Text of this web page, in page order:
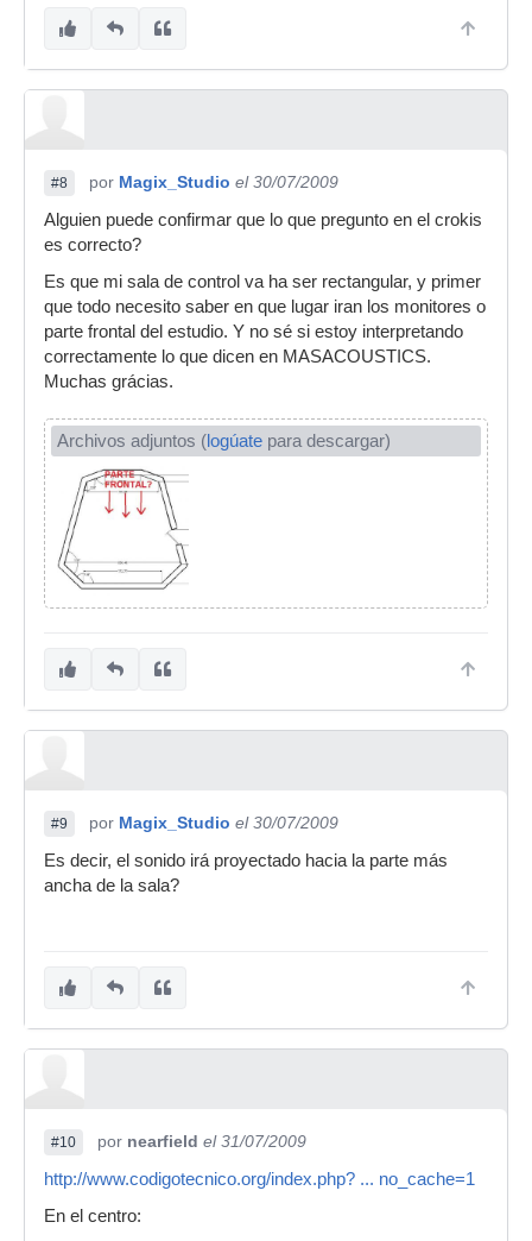
#8 por Magix_Studio el 30/07/2009
Alguien puede confirmar que lo que pregunto en el crokis
es correcto?
Es que mi sala de control va ha ser rectangular, y primer
que todo necesito saber en que lugar iran los monitores o
parte frontal del estudio. Y no sé si estoy interpretando
correctamente lo que dicen en MASACOUSTICS.
Muchas grácias.
Archivos adjuntos (logúate para descargar)
#9 por Magix_Studio el 30/07/2009
Es decir, el sonido irá proyectado hacia la parte más
ancha de la sala?
#10 por nearfield el 31/07/2009
http://www.codigotecnico.org/index.php? ... no_cache=1
En el centro: